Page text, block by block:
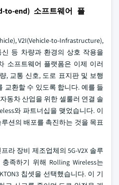
to-end) 소프트웨어 플
V2I(Vehicle-to-Infrastructure),
신 등 차량과 환경의 상호 작용을
소프트웨어 플랫폼은 이제 이러
, 교통 신호, 도로 표지판 및 보행
교환할 수 있도록 합니다. 예를 들
동차 산업을 위한 셀룰러 연결 솔
와 파트너십을 맺었습니다. 이
션의 배포를 촉진하는 것을 목표
라 장비 제조업체의 5G-V2X 솔루
족하기 위해 Rolling Wireless는
칩셋을 선택했습니다. 이 기